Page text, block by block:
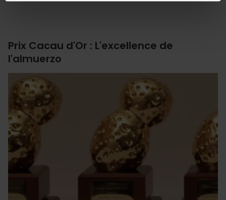
Prix Cacau d'Or : L'excellence de
l'almuerzo